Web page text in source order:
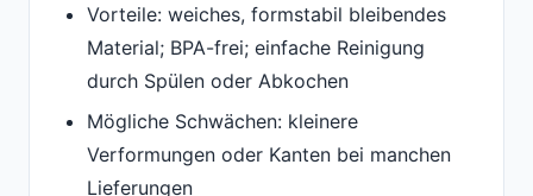
Vorteile: weiches, formstabil bleibendes
Material; BPA-frei; einfache Reinigung
durch Spülen oder Abkochen
Mögliche Schwächen: kleinere
Verformungen oder Kanten bei manchen
Lieferungen